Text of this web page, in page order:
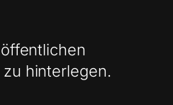
hinterlegen.